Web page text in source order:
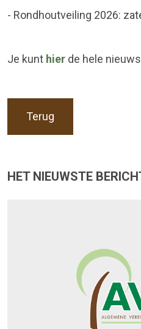
- Rondhoutveiling 2026:
Je kunt hier de hele
Terug
HET NIEUWSTE